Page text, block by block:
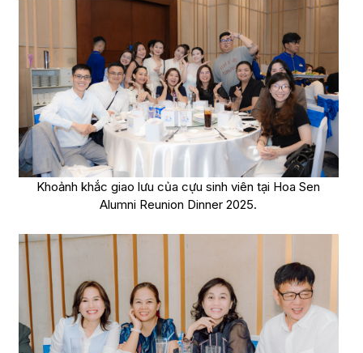
Khoảnh khắc giao lưu của cựu sinh viên tại Hoa Sen
Alumni Reunion Dinner 2025.